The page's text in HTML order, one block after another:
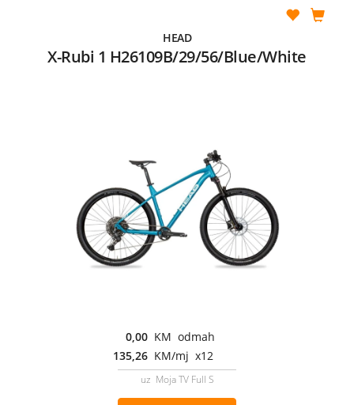
HEAD
X-Rubi 1 H26109B/29/56/Blue/White
0,00 KM odmah
135,26 KM/mj x12
uz Moja TV Full S